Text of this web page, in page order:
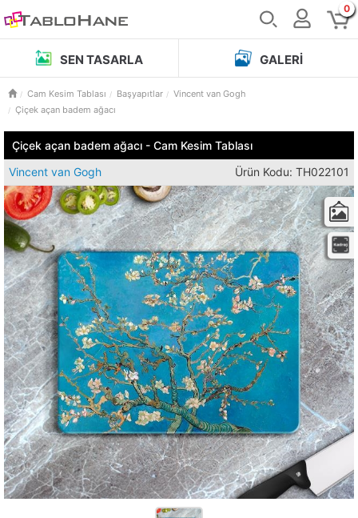
0
SEN TASARLA GALERI
Cam Kesim Tablası Başyapıtlar
Vincent van Gogh
Çiçek açan badem ağacı
Çiçek açan badem ağacı - Cam Kesim Tablası
Vincent van Gogh
Ürün Kodu: TH022101